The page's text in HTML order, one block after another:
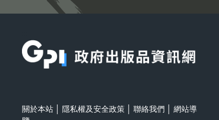
關於本站 隱私權及安全政策 聯絡我們
網站導